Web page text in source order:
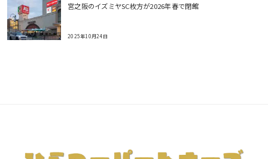
宮之阪のイズミヤSC枚方が2026年春で閉館
2025年10月24日